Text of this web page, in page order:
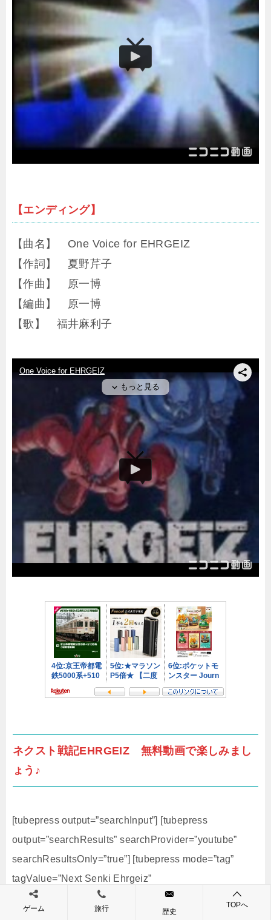
【エンディング】
【曲名】 One Voice for EHRGEIZ
【作詞】 夏野芹子
【作曲】 原一博
【編曲】 原一博
【歌】 福井麻利子
ネクスト戦記EHRGEIZ 無料動画で楽しみまし
ょう♪
[tubepress output=”searchInput”] [tubepress
output=”searchResults” searchProvider=”youtube”
searchResultsOnly=”true”] [tubepress mode=”tag”
tagValue=”Next Senki Ehrgeiz”
googleApiKey=”AIzaSyAwegGGS-
0cOG5MlBInzoxCcM5fM5dCTNs”]
ゲーム 旅行 歴史
TOPへ